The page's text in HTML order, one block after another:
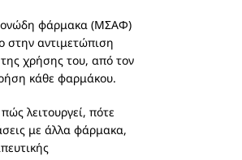
φάρμακα (ΜΣΑΦ)
στην αντιμετώπιση
χρήσης του, από τον
κάθε φαρμάκου.
λειτουργεί, πότε
με άλλα φάρμακα,